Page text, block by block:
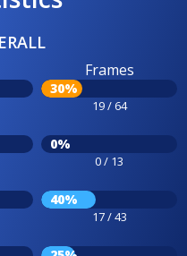
Frames
30%
19 / 64
0%
0 / 13
40%
17 / 43